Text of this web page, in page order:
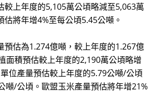
較上年度的5,105萬公頃略減至5,063萬
估將年增4%至每公頃5.45公噸。
估為1.274億噸，較上年度的1.267億
面積預估較上年度的2,190萬公頃略增
位產量預估較上年度的5.79公噸/公頃
噸/公頃。歐盟玉米產量預估將年增21%